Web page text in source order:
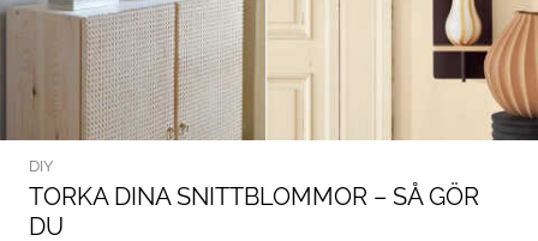
DIY
TORKA DINA SNITTBLOMMOR – SÅ GÖR
DU